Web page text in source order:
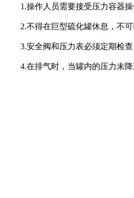
1.操作人员需要接受压力容器操
2.不得在巨型硫化罐休息，不可
3.安全阀和压力表必须定期检查
4.在排气时，当罐内的压力未降